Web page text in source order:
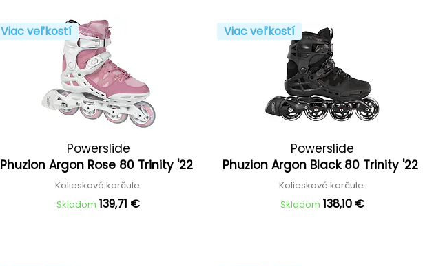
Viac veľkostí
Powerslide
Phuzion Argon Rose 80 Trinity '22
Kolieskové korčule
Skladom 139,71 €
Viac veľkostí
Powerslide
Phuzion Argon Black 80 Trinity '22
Kolieskové korčule
Skladom 138,10 €